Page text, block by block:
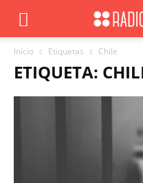
Inicio Etiquetas Chile
ETIQUETA: